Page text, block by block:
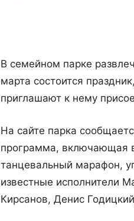
В семейном парке
марта состоится
приглашают к нему
На сайте парка
программа, включающая
танцевальный марафон,
известные исполнители
Кирсанов, Денис